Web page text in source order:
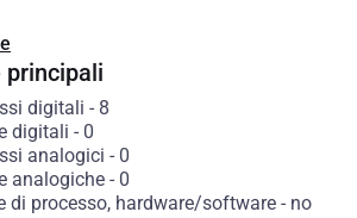
digitali - 8
digitali - 0
analogici - 0
analogiche- 0
di processo, hardware/software- no